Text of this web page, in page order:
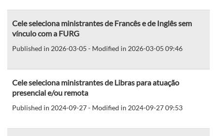
Cele seleciona ministrantes de Francês e de Inglês sem
vínculo com a FURG
Published in 2026-03-05 - Modified in 2026-03-05 09:46
Cele seleciona ministrantes de Libras para atuação
presencial e/ou remota
Published in 2024-09-27 - Modified in 2024-09-27 09:53